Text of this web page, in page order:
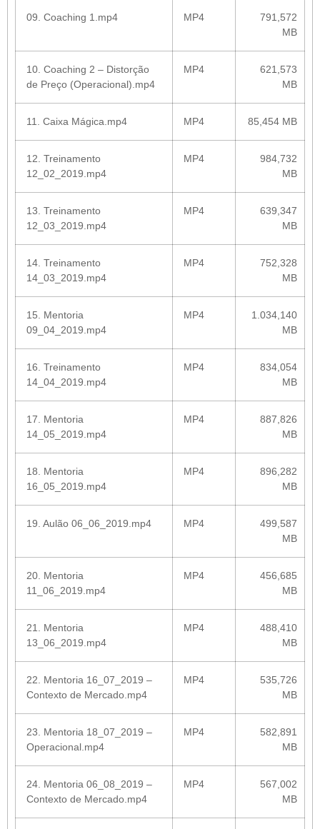
09. Coaching 1.mp4 MP4
791,572
MB
10. Coaching 2 – Distorção
de Preço (Operacional).mp4
MP4
621,573
MB
11. Caixa Mágica.mp4 MP4 85,454 MB
12. Treinamento
12_02_2019.mp4
MP4
984,732
MB
13. Treinamento
12_03_2019.mp4
MP4
639,347
MB
14. Treinamento
14_03_2019.mp4
MP4
752,328
MB
15. Mentoria
09_04_2019.mp4
MP4
1.034,140
MB
16. Treinamento
14_04_2019.mp4
MP4
834,054
MB
17. Mentoria
14_05_2019.mp4
MP4
887,826
MB
18. Mentoria
16_05_2019.mp4
MP4
896,282
MB
19. Aulão 06_06_2019.mp4 MP4
499,587
MB
20. Mentoria
11_06_2019.mp4
MP4
456,685
MB
21. Mentoria
13_06_2019.mp4
MP4
488,410
MB
22. Mentoria 16_07_2019 –
Contexto de Mercado.mp4
MP4
535,726
MB
23. Mentoria 18_07_2019 –
Operacional.mp4
MP4
582,891
MB
24. Mentoria 06_08_2019 –
Contexto de Mercado.mp4
MP4
567,002
MB